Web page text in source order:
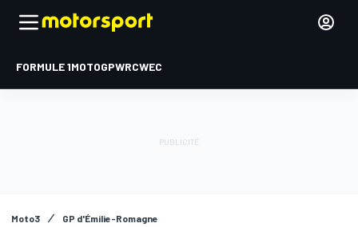
FORMULE 1MOTOGPWRCWEC
Moto3 GP d'Émilie-Romagne